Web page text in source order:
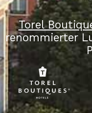
Torel
renommierter